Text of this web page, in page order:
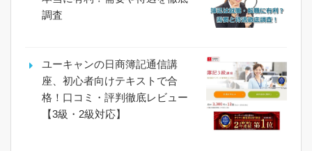
調査
ユーキャンの日商簿記通信講
座、初心者向けテキストで合
格！口コミ・評判徹底レビュー
【3級・2級対応】